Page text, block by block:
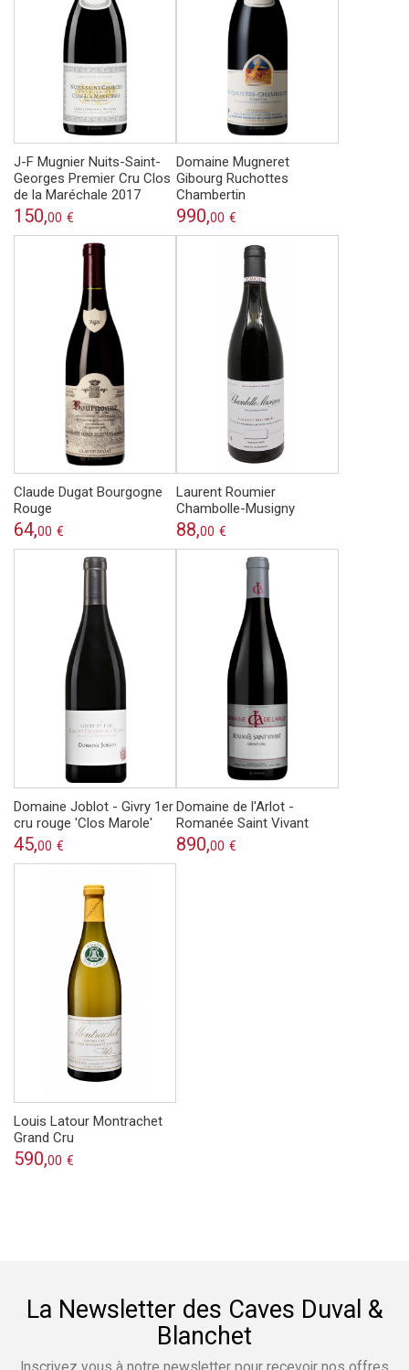
J-F Mugnier Nuits-Saint-
Georges Premier Cru Clos
de la Maréchale 2017
150,00 €
Domaine Mugneret
Gibourg Ruchottes
Chambertin
990,00 €
Claude Dugat Bourgogne
Rouge
64,00 €
Laurent Roumier
Chambolle-Musigny
88,00 €
Domaine Joblot - Givry 1er
cru rouge 'Clos Marole'
45,00 €
Domaine de l'Arlot -
Romanée Saint Vivant
890,00 €
Louis Latour Montrachet
Grand Cru
590,00 €
La Newsletter des Caves Duval &
Blanchet